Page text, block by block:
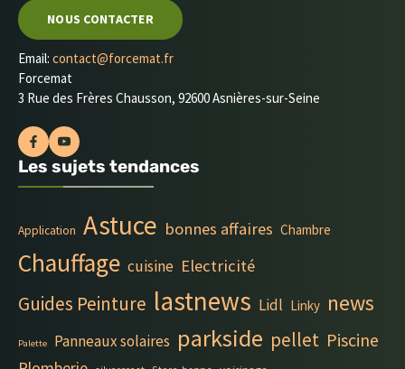
NOUS CONTACTER
Email: contact@forcemat.fr
Forcemat
3 Rue des Frères Chausson, 92600 Asnières-sur-Seine
Les sujets tendances
Application Astuce bonnes affaires Chambre
Chauffage cuisine Electricité
Guides Peinture lastnews Lidl Linky news
Palette Panneaux solaires parkside pellet Piscine